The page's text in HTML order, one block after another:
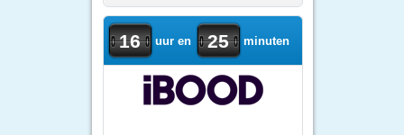
16 uur en 25 minuten